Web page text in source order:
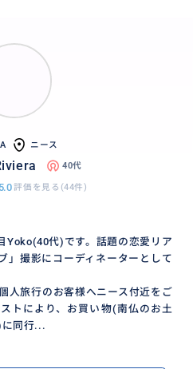
ニース
40代
5.0評価を見る(44件)
Yoko(40代)です。話題の恋愛リア
」撮影にコーディネーターとして
人旅行のお客様へニース付近をご
トにより、お買い物(南仏のお土
に同行...